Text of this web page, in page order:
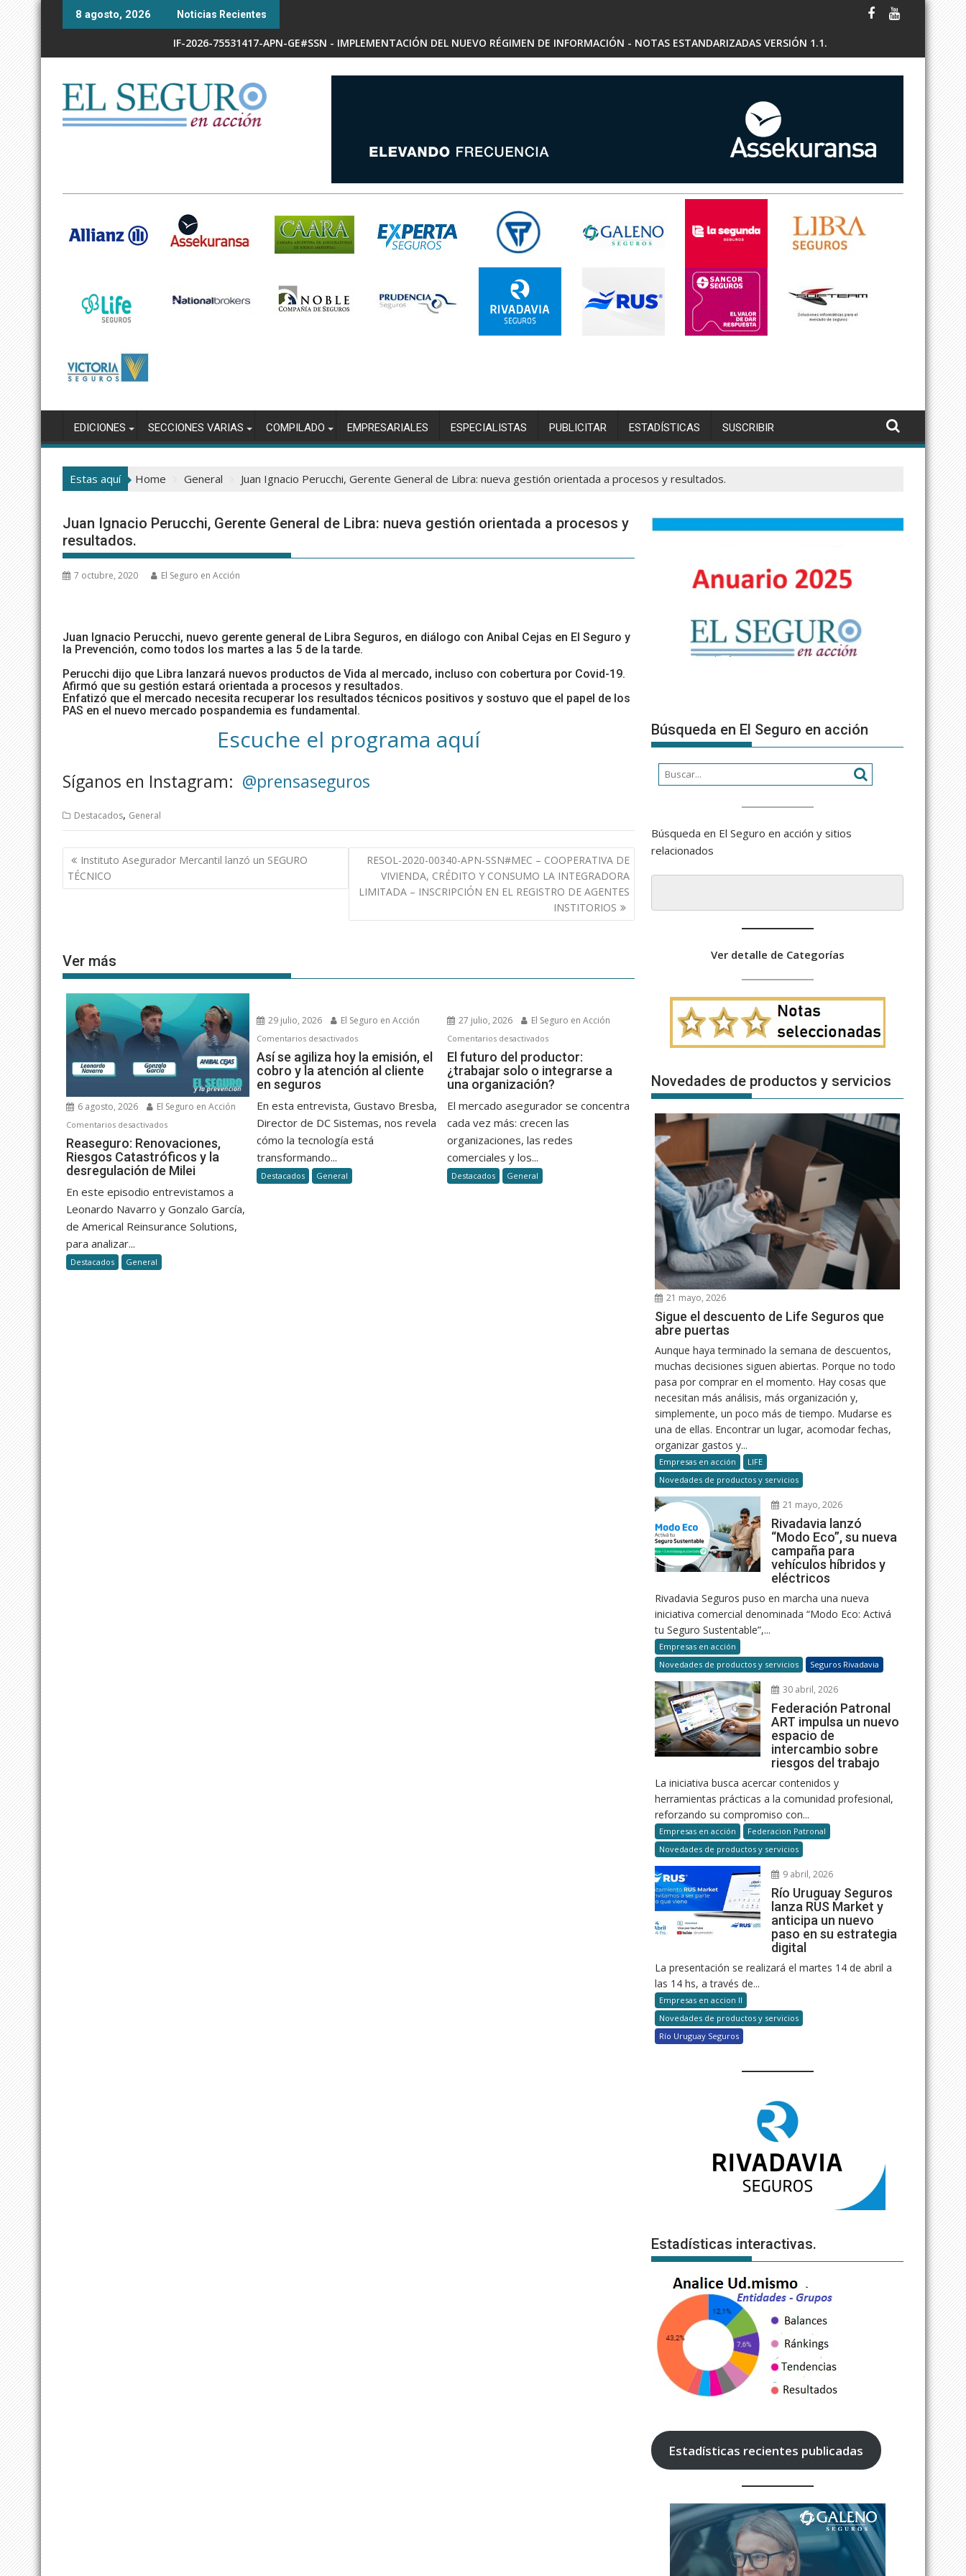
Skip
8 agosto, 2026 Noticias Recientes
IF-2026-75531417-APN-GE#SSN - IMPLEMENTACIÓN DEL NUEVO RÉGIMEN DE INFORMACIÓN - NOTAS ESTANDARIZADAS VERSIÓN 1.1.
EDICIONES SECCIONES VARIAS COMPILADO EMPRESARIALES ESPECIALISTAS PUBLICITAR ESTADÍSTICAS SUSCRIBIR
Estas aquí Home General Juan Ignacio Perucchi, Gerente General de Libra: nueva gestión orientada a procesos y resultados.
Juan Ignacio Perucchi, Gerente General de Libra: nueva gestión orientada a procesos y
resultados.
7 octubre, 2020 El Seguro en Acción
Juan Ignacio Perucchi, nuevo gerente general de Libra Seguros, en diálogo con Anibal Cejas en El Seguro y
la Prevención, como todos los martes a las 5 de la tarde.
Perucchi dijo que Libra lanzará nuevos productos de Vida al mercado, incluso con cobertura por Covid-19.
Afirmó que su gestión estará orientada a procesos y resultados.
Enfatizó que el mercado necesita recuperar los resultados técnicos positivos y sostuvo que el papel de los
PAS en el nuevo mercado pospandemia es fundamental.
Escuche el programa aquí
Síganos en Instagram: @prensaseguros
Destacados, General
Navegación
de
entradas
Instituto Asegurador Mercantil lanzó un SEGURO
TÉCNICO
RESOL-2020-00340-APN-SSN#MEC – COOPERATIVA DE
VIVIENDA, CRÉDITO Y CONSUMO LA INTEGRADORA
LIMITADA – INSCRIPCIÓN EN EL REGISTRO DE AGENTES
INSTITORIOS
Ver más
6 agosto, 2026 El Seguro en Acción
Comentarios desactivadosen
Reaseguro:
Renovaciones,
Riesgos
Catastróficos
Reaseguro: Renovaciones,
Riesgos Catastróficos y la
desregulación de Milei
En este episodio entrevistamos a
Leonardo Navarro y Gonzalo García,
de Americal Reinsurance Solutions,
para analizar...
Destacados General
29 julio, 2026 El Seguro en Acción
Comentarios desactivadosen
Así
se
hoy
Así se agiliza hoy la emisión, el
cobro y la atención al cliente
en seguros
En esta entrevista, Gustavo Bresba,
Director de DC Sistemas, nos revela
cómo la tecnología está
transformando...
Destacados General
27 julio, 2026 El Seguro en Acción
Comentarios desactivadosen
El
futuro
del
productor:
¿trabajar
El futuro del productor:
¿trabajar solo o integrarse a
una organización?
El mercado asegurador se concentra
cada vez más: crecen las
organizaciones, las redes
comerciales y los...
Destacados General
Búsqueda en El Seguro en acción
Búsqueda en El Seguro en acción y sitios
relacionados
Ver detalle de Categorías
Novedades de productos y servicios
21 mayo, 2026
Sigue el descuento de Life Seguros que
abre puertas
Aunque haya terminado la semana de descuentos,
muchas decisiones siguen abiertas. Porque no todo
pasa por comprar en el momento. Hay cosas que
necesitan más análisis, más organización y,
simplemente, un poco más de tiempo. Mudarse es
una de ellas. Encontrar un lugar, acomodar fechas,
organizar gastos y...
Empresas en acción
LIFE
Novedades de productos y servicios
21 mayo, 2026
Rivadavia lanzó
“Modo Eco”, su nueva
campaña para
vehículos híbridos y
eléctricos
Rivadavia Seguros puso en marcha una nueva
iniciativa comercial denominada “Modo Eco: Activá
tu Seguro Sustentable”,...
Empresas en acción
Novedades de productos y servicios
Seguros Rivadavia
30 abril, 2026
Federación Patronal
ART impulsa un nuevo
espacio de
intercambio sobre
riesgos del trabajo
La iniciativa busca acercar contenidos y
herramientas prácticas a la comunidad profesional,
reforzando su compromiso con...
Empresas en acción
Federacion Patronal
Novedades de productos y servicios
9 abril, 2026
Río Uruguay Seguros
lanza RUS Market y
anticipa un nuevo
paso en su estrategia
digital
La presentación se realizará el martes 14 de abril a
las 14 hs, a través de...
Empresas en accion II
Novedades de productos y servicios
Río Uruguay Seguros
Estadísticas interactivas.
Estadísticas recientes publicadas